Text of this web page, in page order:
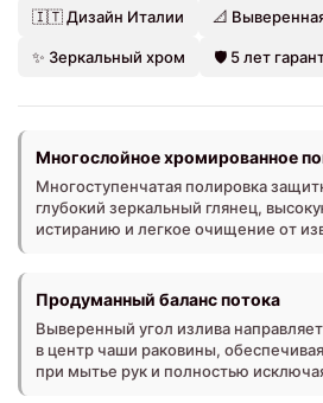
🇮🇹 Дизайн Италии 📐
✨ Зеркальный хром 🛡️ 5 лет
Многослойное хромированное
Многоступенчатая полировка
глубокий зеркальный глянец,
истиранию и легкое очищение от
Продуманный баланс потока
Выверенный угол излива
в центр чаши раковины,
при мытье рук и полностью